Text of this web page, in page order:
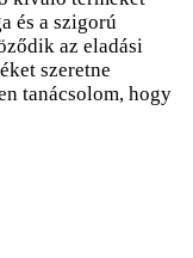
és a szigorú
az eladási
szeretne
tanácsolom, hogy